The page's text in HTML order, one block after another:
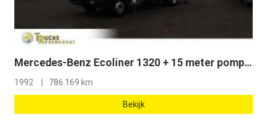
Mercedes-Benz Ecoliner 1320 + 15 meter pomp concrete + manual + EURO 0
1992 786.169 km
Bekijk